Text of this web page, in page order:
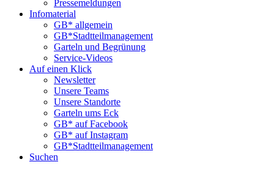
Pressemeldungen
Infomaterial
GB* allgemein
GB*Stadtteilmanagement
Garteln und Begrünung
Service-Videos
Auf einen Klick
Newsletter
Unsere Teams
Unsere Standorte
Garteln ums Eck
GB* auf Facebook
GB* auf Instagram
GB*Stadtteilmanagement
Suchen